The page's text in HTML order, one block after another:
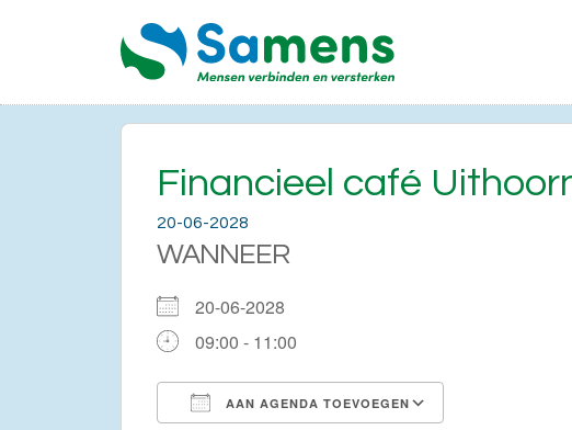
Financieel café
20-06-2028
WANNEER
20-06-2028
09:00 - 11:00
AAN AGENDA TOEVOEGEN